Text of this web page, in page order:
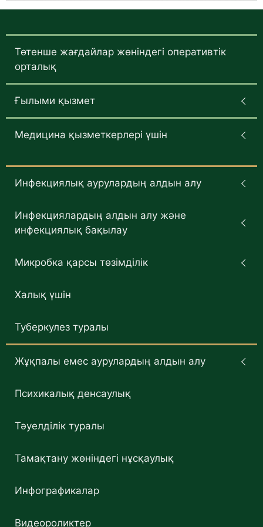
Төтенше жағдайлар жөніндегі оперативтік
орталық
Ғылыми қызмет
Медицина қызметкерлері үшін
Инфекциялық аурулардың алдын алу
Инфекциялардың алдын алу және
инфекциялық бақылау
Микробка қарсы төзімділік
Халық үшін
Туберкулез туралы
Жұқпалы емес аурулардың алдын алу
Психикалық денсаулық
Тәуелділік туралы
Тамақтану жөніндегі нұсқаулық
Инфографикалар
Видеороликтер